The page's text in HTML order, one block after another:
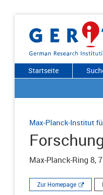
Startseite
Max-Planck-Institut
Max-Planck-Ring 8,
Zur Homepage